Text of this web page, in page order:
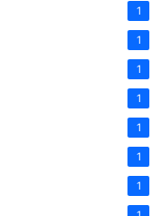
1
1
1
1
1
1
1